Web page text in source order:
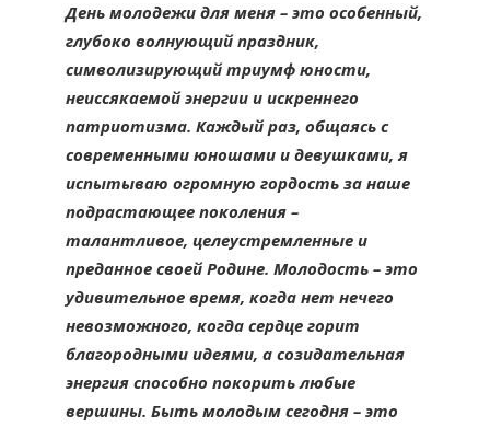
День молодежи для меня – это особенный,
глубоко волнующий праздник,
символизирующий триумф юности,
неиссякаемой энергии и искреннего
патриотизма. Каждый раз, общаясь с
современными юношами и девушками, я
испытываю огромную гордость за наше
подрастающее поколения –
талантливое, целеустремленные и
преданное своей Родине. Молодость – это
удивительное время, когда нет нечего
невозможного, когда сердце горит
благородными идеями, а созидательная
энергия способно покорить любые
вершины. Быть молодым сегодня – это